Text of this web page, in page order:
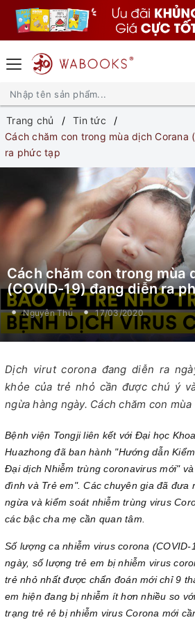
Trang chủ
Tin tức
Cách chăm con trong mùa dịch Corana
ra phức tạp
Cách chăm con trong mùa
(COVID-19) đang diễn ra
Nguyễn Thu 17/03/2020
Dịch virut corona đang diễn ra
khỏe của trẻ nhỏ cần được chú ý
ngừa hàng ngày. Cách chăm con mùa
Bệnh viện Tongji liên kết với Đại học
Huazhong đã ban hành "Hướng dẫn
Đại dịch Nhiễm trùng coronavirus mới"
đình và Trẻ em". Các chuyên gia đã đưa
ngừa và kiểm soát nhiễm trùng virus
các bậc cha mẹ cần quan tâm.
Số lượng ca nhiễm virus corona
ngày, số lượng trẻ em bị nhiễm virus
trẻ nhỏ nhất được chẩn đoán mới chỉ 9
em hiện đang bị nhiễm ít hơn nhiều so
trạng trẻ rẻ bị nhiễm virus Corona mới